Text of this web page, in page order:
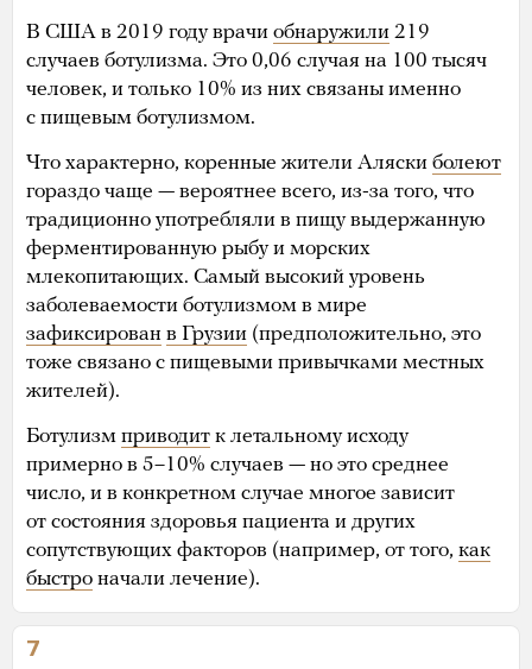
В США в 2019 году врачи обнаружили 219
случаев ботулизма. Это 0,06 случая на 100 тысяч
человек, и только 10% из них связаны именно
с пищевым ботулизмом.
Что характерно, коренные жители Аляски болеют
гораздо чаще — вероятнее всего, из-за того, что
традиционно употребляли в пищу выдержанную
ферментированную рыбу и морских
млекопитающих. Самый высокий уровень
заболеваемости ботулизмом в мире
зафиксирован в Грузии (предположительно, это
тоже связано с пищевыми привычками местных
жителей).
Ботулизм приводит к летальному исходу
примерно в 5–10% случаев — но это среднее
число, и в конкретном случае многое зависит
от состояния здоровья пациента и других
сопутствующих факторов (например, от того, как
быстро начали лечение).
7